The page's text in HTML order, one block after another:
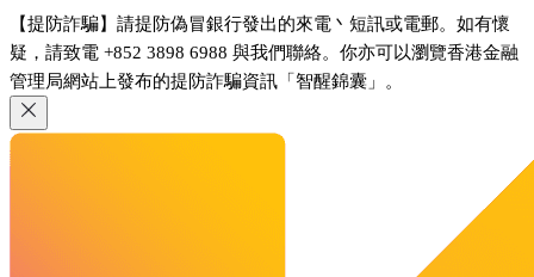
【提防詐騙】請提防偽冒銀行發出的來電丶短訊或電郵。如有懷
疑，請致電 +852 3898 6988 與我們聯絡。你亦可以瀏覽香港金融
管理局網站上發布的提防詐騙資訊「智醒錦囊」。